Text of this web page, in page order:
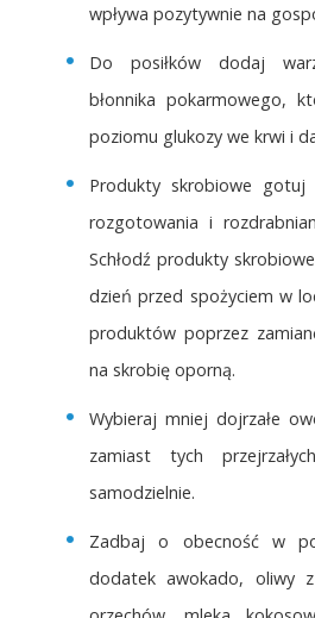
wpływa pozytywnie na
Do posiłków dodaj
błonnika pokarmowego,
poziomu glukozy we krwi i
Produkty skrobiowe
rozgotowania i
Schłodź produkty
dzień przed spożyciem w
produktów poprzez
na skrobię oporną.
Wybieraj mniej dojrzałe
zamiast tych
samodzielnie.
Zadbaj o obecność w
dodatek awokado, oliwy